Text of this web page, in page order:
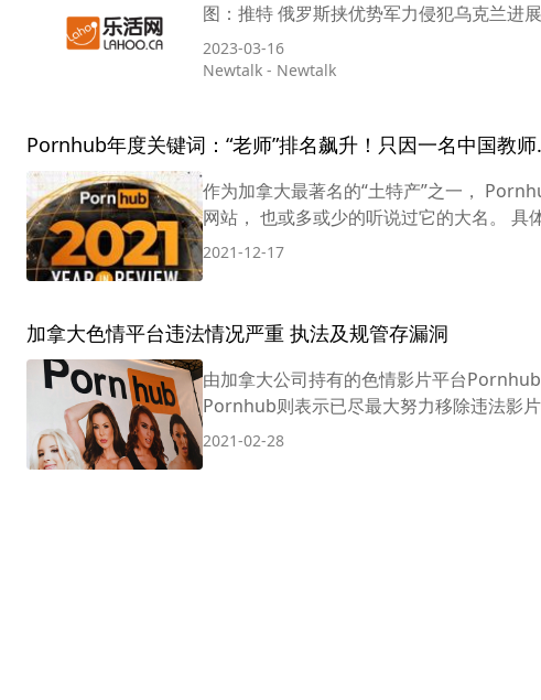
图：推特 俄罗斯挟优势军力侵犯乌克兰
2023-03-16
Newtalk - Newtalk
Pornhub年度关键词：“老师”排名飙升！只因一名中国教
作为加拿大最著名的“土特产”之一，
2021-12-17
加拿大色情平台违法情况严重 执法及规管存漏洞
由加拿大公司持有的色情影片平台
Pornhub则表示已尽最大努力移除违法影
2021-02-28